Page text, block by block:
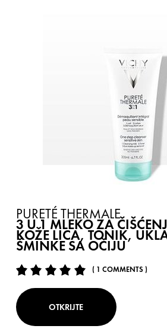
PURETÉ THERMALE
3 U 1 MLEKO ZA
KOŽE LICA, TONIK,
ŠMINKE SA OČIJU
( 1 COMMENTS )
OTKRIJTE